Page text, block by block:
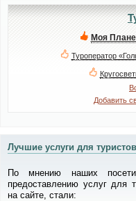
Моя
Туроператор
Добавить
Лучшие услуги для
По мнению наших
предоставлению услуг для
на сайте, стали: